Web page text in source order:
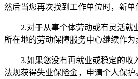
然后当您再次找到工作单位时，新单
2.对于从事个体劳动或有灵活就
所在地的劳动保障服务中心继续作为
3.如果您没有再就业或稳定的收
法规获得失业保险金，申请个人保护